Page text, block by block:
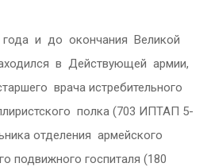
года и до окончания Великой
в Действующей армии,
врача истребительного
полка (703 ИПТАП 5-
отделения армейского
подвижного госпиталя (180